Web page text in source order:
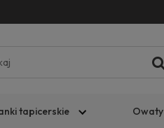
tapicerskie Owaty